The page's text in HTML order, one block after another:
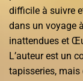
difficile à suivre
dans un voyage
inattendues et
L’auteur est un
tapisseries,